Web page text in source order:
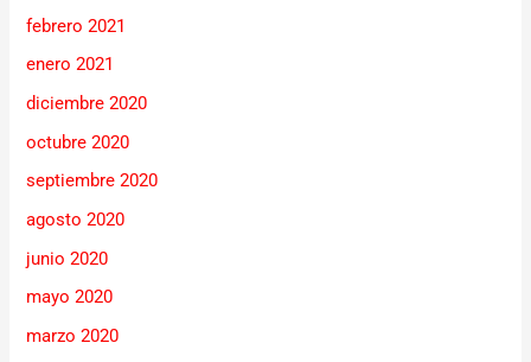
febrero 2021
enero 2021
diciembre 2020
octubre 2020
septiembre 2020
agosto 2020
junio 2020
mayo 2020
marzo 2020